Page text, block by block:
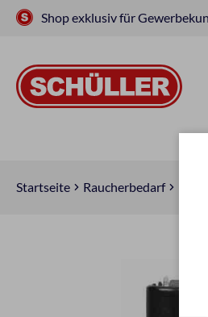
Shop exklusiv für
Startseite Raucherbedarf